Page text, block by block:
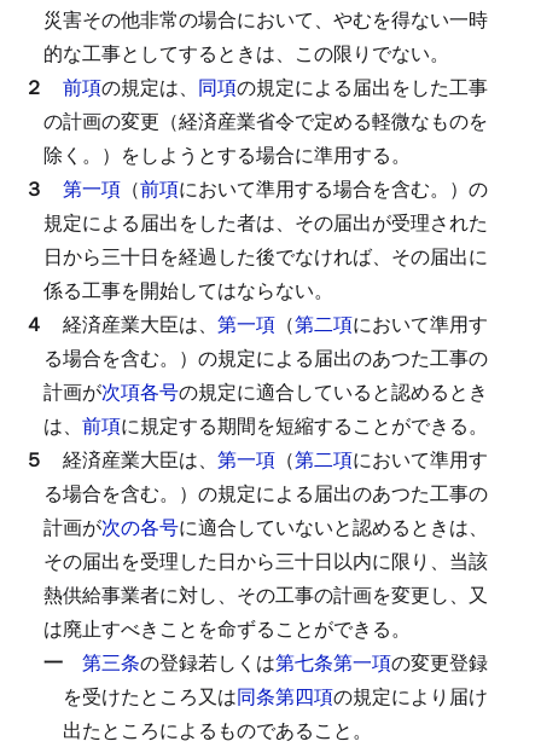
災害その他非常の場合において、やむを得ない一時
的な工事としてするときは、この限りでない。
２ 前項の規定は、 同項の規定による届出をした工事
の計画の変更（経済産業省令で定める軽微なものを
除く。）をしようとする場合に準用する。
３ 第一項 （前項において準用する場合を含む。）の
規定による届出をした者は、その届出が受理された
日から三十日を経過した後でなければ、その届出に
係る工事を開始してはならない。
４ 経済産業大臣は、 第一項 （第二項において準用す
る場合を含む。）の規定による届出のあつた工事の
計画が次項各号の規定に適合していると認めるとき
は、 前項に規定する期間を短縮することができる。
５ 経済産業大臣は、 第一項 （第二項において準用す
る場合を含む。）の規定による届出のあつた工事の
計画が次の各号に適合していないと認めるときは、
その届出を受理した日から三十日以内に限り、当該
熱供給事業者に対し、その工事の計画を変更し、又
は廃止すべきことを命ずることができる。
一 第三条の登録若しくは第七条第一項の変更登録
を受けたところ又は同条第四項の規定により届け
出たところによるものであること。